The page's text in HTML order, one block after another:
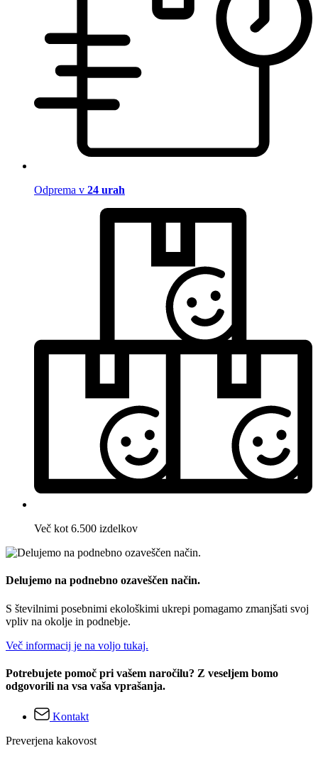
Odprema v 24 urah
Več kot 6.500 izdelkov
Delujemo na podnebno ozaveščen način.
S številnimi posebnimi ekološkimi ukrepi pomagamo zmanjšati svoj
vpliv na okolje in podnebje.
Več informacij je na voljo tukaj.
Potrebujete pomoč pri vašem naročilu? Z veseljem bomo
odgovorili na vsa vaša vprašanja.
Kontakt
Preverjena kakovost